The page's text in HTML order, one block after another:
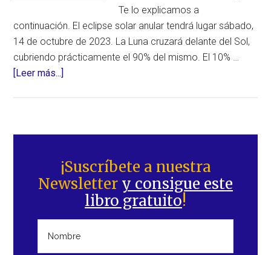
Te lo explicamos a
continuación. El eclipse solar anular tendrá lugar sábado,
14 de octubre de 2023. La Luna cruzará delante del Sol,
cubriendo prácticamente el 90% del mismo. El 10% …
[Leer más...]
este
de
octubre:
que
lateral
principal
¡Suscríbete a nuestra
Newsletter y consigue este
libro gratuito!